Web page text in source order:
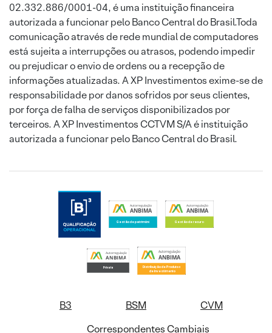
02.332.886/0001-04, é uma instituição financeira
autorizada a funcionar pelo Banco Central do Brasil.Toda
comunicação através de rede mundial de computadores
está sujeita a interrupções ou atrasos, podendo impedir
ou prejudicar o envio de ordens ou a recepção de
informações atualizadas. A XP Investimentos exime-se de
responsabilidade por danos sofridos por seus clientes,
por força de falha de serviços disponibilizados por
terceiros. A XP Investimentos CCTVM S/A é instituição
autorizada a funcionar pelo Banco Central do Brasil.
B3 BSM
CVM
Correspondentes Cambiais